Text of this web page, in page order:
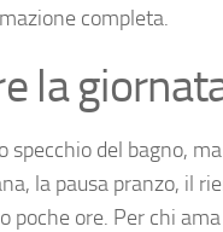
completa.
la
del bagno,
la pausa pranzo, il
ore. Per chi